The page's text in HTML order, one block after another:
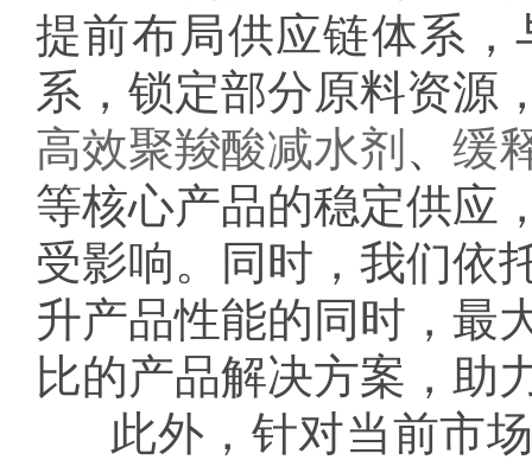
提前布局供应链体系
系，锁定部分原料资源
高效聚羧酸减水剂 、 缓
等核心产品的稳定供应
受影响。同时，我们依
升产品性能的同时，最
比的产品解决方案，助
此外，针对当前市